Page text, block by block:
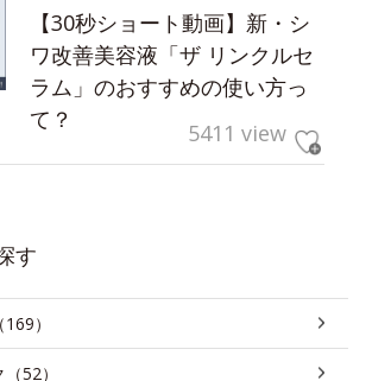
【30秒ショート動画】新・シ
ワ改善美容液「ザ リンクルセ
ラム」のおすすめの使い方っ
て？
5411 view
す
）
52）